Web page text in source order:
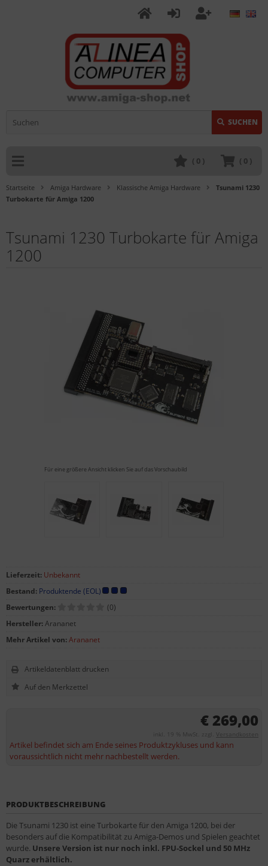
SUCHEN
( 0 )
( 0 )
Startseite Amiga Hardware Klassische Amiga Hardware
Tsunami 1230
Turbokarte für Amiga 1200
Tsunami 1230 Turbokarte für Amiga
1200
Für eine größere Ansicht klicken Sie auf das Vorschaubild
€ 269,00
inkl. 19 % MwSt. zzgl. Versandkosten
Artikel befindet sich am Ende seines Produktzykluses und kann
voraussichtlich nicht mehr nachbestellt werden.
Lieferzeit: Unbekannt
Bestand: Produktende (EOL)
Bewertungen:
(0)
Hersteller:Arananet
Mehr Artikel von:Arananet
Artikeldatenblatt drucken
PRODUKTBESCHREIBUNG
Die Tsunami 1230 ist eine Turbokarte für den Amiga 1200, bei der
besonders auf die Kompatibilität zu Amiga-Demos und Spielen geachtet
wurde. Unsere Version ist nur noch inkl. FPU-Sockel und 50 MHz
Quarz erhältlich.